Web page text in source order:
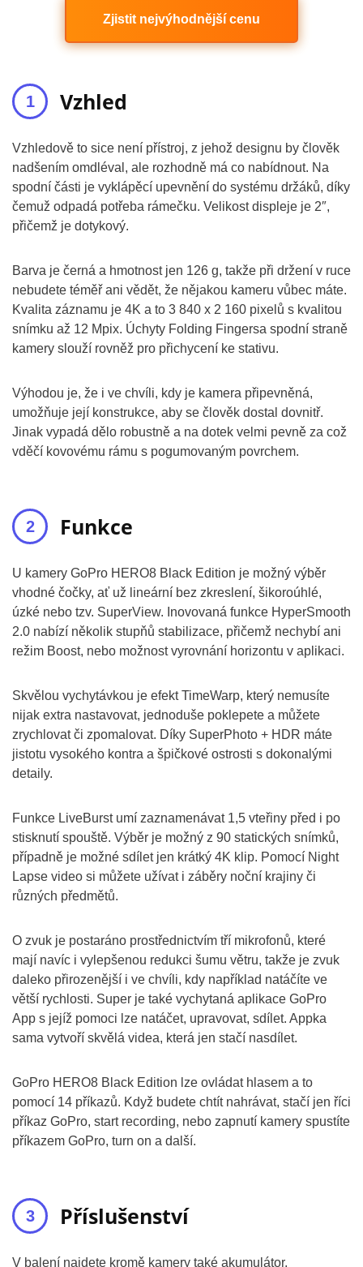
Zjistit nejvýhodnější cenu
Vzhled
Vzhledově to sice není přístroj, z jehož designu by člověk
nadšením omdléval, ale rozhodně má co nabídnout. Na
spodní části je vyklápěcí upevnění do systému držáků, díky
čemuž odpadá potřeba rámečku. Velikost displeje je 2″,
přičemž je dotykový.
Barva je černá a hmotnost jen 126 g, takže při držení v ruce
nebudete téměř ani vědět, že nějakou kameru vůbec máte.
Kvalita záznamu je 4K a to 3 840 x 2 160 pixelů s kvalitou
snímku až 12 Mpix. Úchyty Folding Fingersa spodní straně
kamery slouží rovněž pro přichycení ke stativu.
Výhodou je, že i ve chvíli, kdy je kamera připevněná,
umožňuje její konstrukce, aby se člověk dostal dovnitř.
Jinak vypadá dělo robustně a na dotek velmi pevně za což
vděčí kovovému rámu s pogumovaným povrchem.
Funkce
U kamery GoPro HERO8 Black Edition je možný výběr
vhodné čočky, ať už lineární bez zkreslení, šikoroúhlé,
úzké nebo tzv. SuperView. Inovovaná funkce HyperSmooth
2.0 nabízí několik stupňů stabilizace, přičemž nechybí ani
režim Boost, nebo možnost vyrovnání horizontu v aplikaci.
Skvělou vychytávkou je efekt TimeWarp, který nemusíte
nijak extra nastavovat, jednoduše poklepete a můžete
zrychlovat či zpomalovat. Díky SuperPhoto + HDR máte
jistotu vysokého kontra a špičkové ostrosti s dokonalými
detaily.
Funkce LiveBurst umí zaznamenávat 1,5 vteřiny před i po
stisknutí spouště. Výběr je možný z 90 statických snímků,
případně je možné sdílet jen krátký 4K klip. Pomocí Night
Lapse video si můžete užívat i záběry noční krajiny či
různých předmětů.
O zvuk je postaráno prostřednictvím tří mikrofonů, které
mají navíc i vylepšenou redukci šumu větru, takže je zvuk
daleko přirozenější i ve chvíli, kdy například natáčíte ve
větší rychlosti. Super je také vychytaná aplikace GoPro
App s jejíž pomoci lze natáčet, upravovat, sdílet. Appka
sama vytvoří skvělá videa, která jen stačí nasdílet.
GoPro HERO8 Black Edition lze ovládat hlasem a to
pomocí 14 příkazů. Když budete chtít nahrávat, stačí jen říci
příkaz GoPro, start recording, nebo zapnutí kamery spustíte
příkazem GoPro, turn on a další.
Příslušenství
V balení najdete kromě kamery také akumulátor,